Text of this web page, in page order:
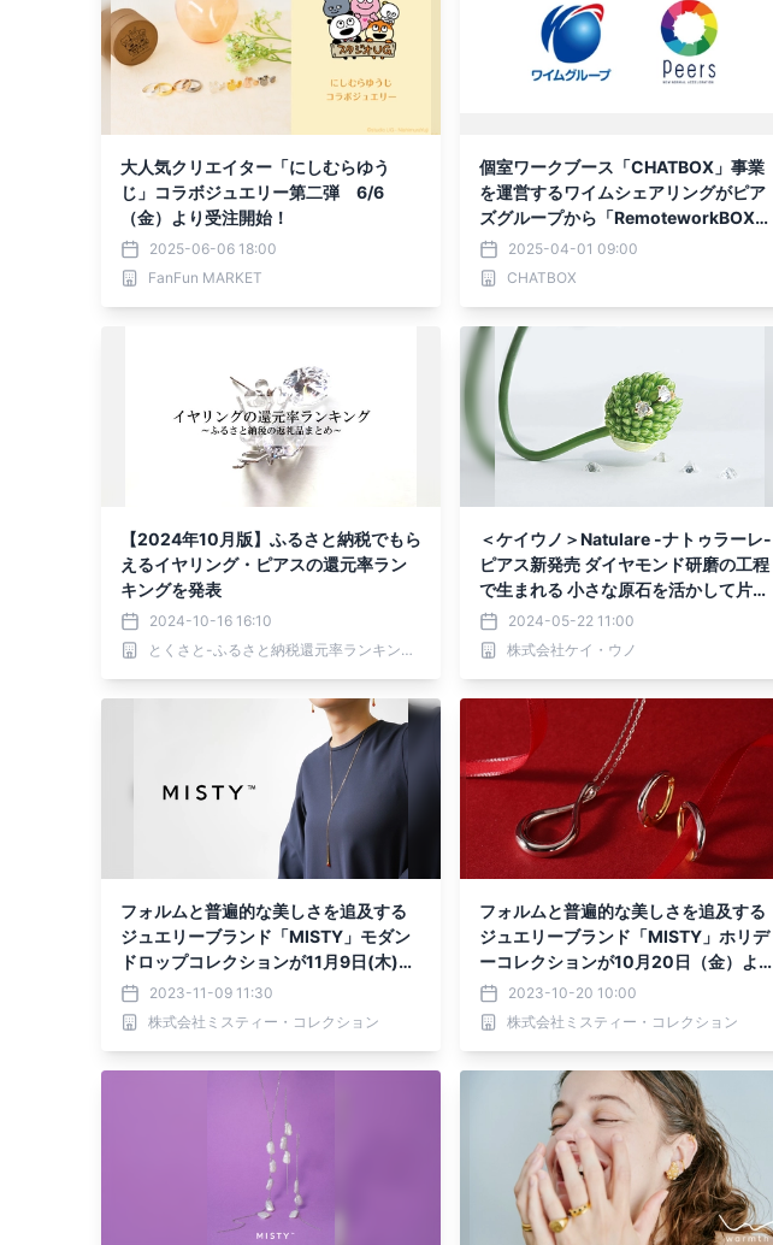
大人気クリエイター「にしむらゆう
じ」コラボジュエリー第二弾 6/6
（金）より受注開始！
2025-06-06 18:00
FanFun MARKET
個室ワークブース「CHATBOX」事業
を運営するワイムシェアリングがピア
ズグループから「RemoteworkBOX」
事業を譲受
2025-04-01 09:00
CHATBOX
【2024年10月版】ふるさと納税でもら
えるイヤリング・ピアスの還元率ラン
キングを発表
2024-10-16 16:10
とくさと-ふるさと納税還元率ランキング-
＜ケイウノ＞Natulare -ナトゥラーレ-
ピアス新発売 ダイヤモンド研磨の工程
で生まれる 小さな原石を活かして片耳
から楽しめる
2024-05-22 11:00
株式会社ケイ・ウノ
フォルムと普遍的な美しさを追及する
ジュエリーブランド「MISTY」モダン
ドロップコレクションが11月9日(木)新
登場2023-11-09 11:30
株式会社ミスティー・コレクション
フォルムと普遍的な美しさを追及する
ジュエリーブランド「MISTY」ホリデ
ーコレクションが10月20日（金）より
販売開始2023-10-20 10:00
株式会社ミスティー・コレクション